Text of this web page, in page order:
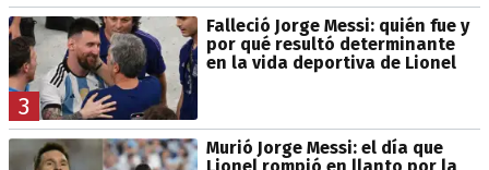
3
Falleció Jorge Messi: quién fue y
por qué resultó determinante
en la vida deportiva de Lionel
Murió Jorge Messi: el día que